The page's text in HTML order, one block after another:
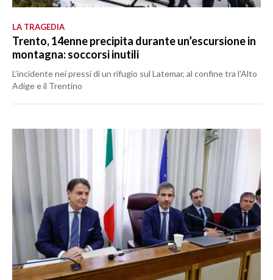
LA TRAGEDIA
Trento, 14enne precipita durante un’escursione in
montagna: soccorsi inutili
L’incidente nei pressi di un rifugio sul Latemar, al confine tra l'Alto
Adige e il Trentino